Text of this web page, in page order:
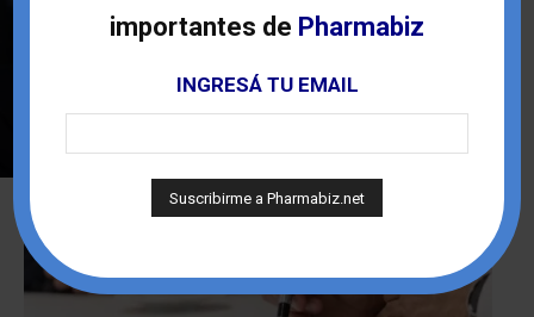
Daer: tensión con clínicas
Christian Atance - 12/06/2026 13:30
importantes de Pharmabiz
INGRESÁ TU EMAIL